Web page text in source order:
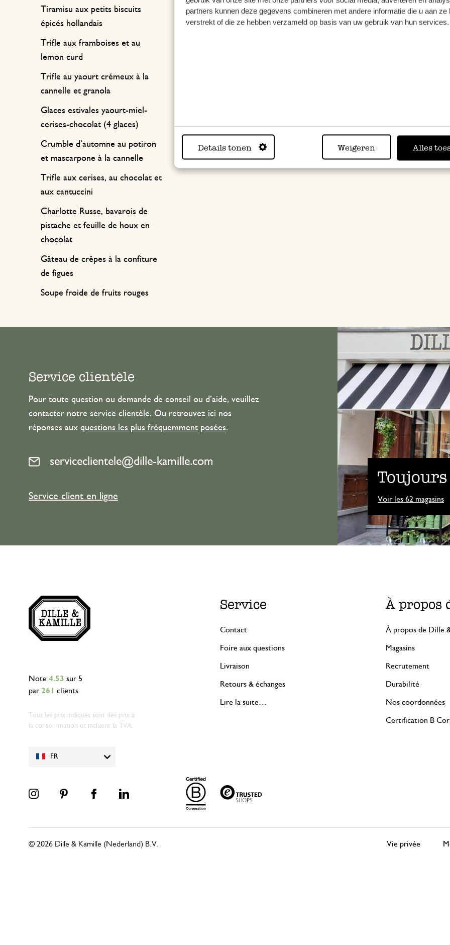
partners kunnen deze gegevens combineren met andere informatie die u aan ze
verstrekt of die ze hebben verzameld op basis van uw gebruik van hun services.
Details tonen Weigeren Alles
Tiramisu aux petits biscuits
épicés hollandais
Trifle aux framboises et au
lemon curd
Trifle au yaourt crémeux à la
cannelle et granola
Glaces estivales yaourt-miel-
cerises-chocolat (4 glaces)
Crumble d’automne au potiron
et mascarpone à la cannelle
Trifle aux cerises, au chocolat et
aux cantuccini
Charlotte Russe, bavarois de
pistache et feuille de houx en
chocolat
Gâteau de crêpes à la confiture
de figues
Soupe froide de fruits rouges
Voir les 62 magasins
Service clientèle
Pour toute question ou demande de conseil ou d’aide, veuillez
contacter notre service clientèle. Ou retrouvez ici nos
réponses aux questions les plus fréquemment posées.
serviceclientele@dille-kamille.com
Service client en ligne
FR
Note 4.53 sur 5
par 261 clients
Tous les prix indiqués sont des prix à
la consommation et incluent la TVA.
Service
Contact
Foire aux questions
Livraison
Retours & échanges
Lire la suite…
À propos
À propos de Dille
Magasins
Recrutement
Durabilité
Nos coordonnées
Certification B
Vie privée
© 2026 Dille & Kamille (Nederland) B.V.